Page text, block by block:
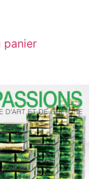
panier